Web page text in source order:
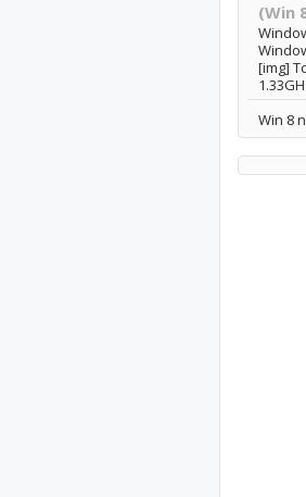
(Win
[img]
Win 8